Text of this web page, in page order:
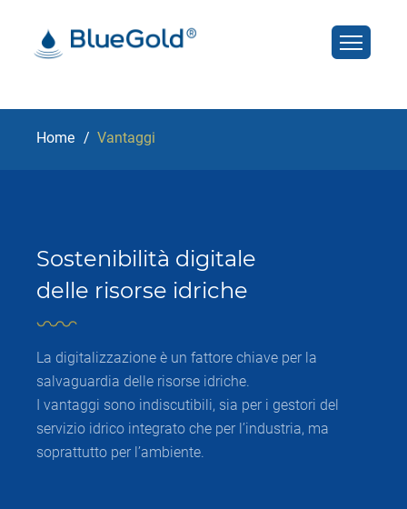
Home Vantaggi
Sostenibilità digitale
delle risorse idriche
La digitalizzazione è un fattore chiave per la
salvaguardia delle risorse idriche.
I vantaggi sono indiscutibili, sia per i gestori del
servizio idrico integrato che per l’industria, ma
soprattutto per l’ambiente.